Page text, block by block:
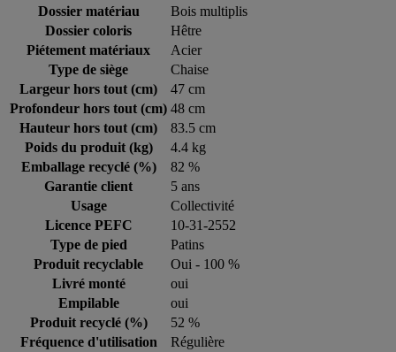
Dossier matériau
Bois multiplis
Dossier coloris
Hêtre
Piétement matériaux
Acier
Type de siège
Chaise
Largeur hors tout (cm)
47 cm
Profondeur hors tout (cm) 48 cm
Hauteur hors tout (cm)
83.5 cm
Poids du produit (kg)
4.4 kg
Emballage recyclé (%)
82 %
Garantie client
5 ans
Usage
Collectivité
Licence PEFC
10-31-2552
Type de pied
Patins
Produit recyclable
Oui - 100 %
Livré monté
oui
Empilable
oui
Produit recyclé (%)
52 %
Fréquence d'utilisation
Régulière